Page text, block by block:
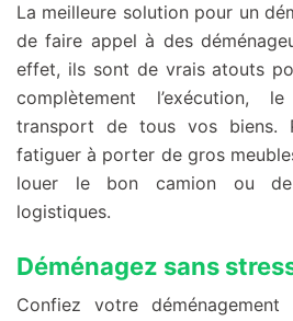
La meilleure solution pour un
de faire appel à des
effet, ils sont de vrais atouts
complètement l’exécution,
transport de tous vos biens.
fatiguer à porter de gros
louer le bon camion ou
logistiques.
Déménagez sans
Confiez votre